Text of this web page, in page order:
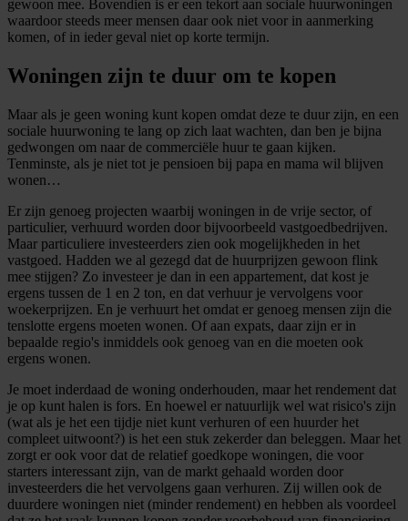
gewoon mee. Bovendien is er een tekort aan sociale huurwoningen
waardoor steeds meer mensen daar ook niet voor in aanmerking
komen, of in ieder geval niet op korte termijn.
Woningen zijn te duur om te kopen
Maar als je geen woning kunt kopen omdat deze te duur zijn, en een
sociale huurwoning te lang op zich laat wachten, dan ben je bijna
gedwongen om naar de commerciële huur te gaan kijken.
Tenminste, als je niet tot je pensioen bij papa en mama wil blijven
wonen…
Er zijn genoeg projecten waarbij woningen in de vrije sector, of
particulier, verhuurd worden door bijvoorbeeld vastgoedbedrijven.
Maar particuliere investeerders zien ook mogelijkheden in het
vastgoed. Hadden we al gezegd dat de huurprijzen gewoon flink
mee stijgen? Zo investeer je dan in een appartement, dat kost je
ergens tussen de 1 en 2 ton, en dat verhuur je vervolgens voor
woekerprijzen. En je verhuurt het omdat er genoeg mensen zijn die
tenslotte ergens moeten wonen. Of aan expats, daar zijn er in
bepaalde regio's inmiddels ook genoeg van en die moeten ook
ergens wonen.
Je moet inderdaad de woning onderhouden, maar het rendement dat
je op kunt halen is fors. En hoewel er natuurlijk wel wat risico's zijn
(wat als je het een tijdje niet kunt verhuren of een huurder het
compleet uitwoont?) is het een stuk zekerder dan beleggen. Maar het
zorgt er ook voor dat de relatief goedkope woningen, die voor
starters interessant zijn, van de markt gehaald worden door
investeerders die het vervolgens gaan verhuren. Zij willen ook de
duurdere woningen niet (minder rendement) en hebben als voordeel